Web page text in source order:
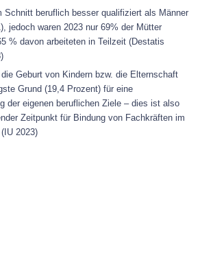
Schnitt beruflich besser qualifiziert als Männer
jedoch waren 2023 nur 69% der Mütter
% davon arbeiteten in Teilzeit (Destatis
Geburt von Kindern bzw. die Elternschaft
Grund (19,4 Prozent) für eine
der eigenen beruflichen Ziele – dies ist also
Zeitpunkt für Bindung von Fachkräften im
2023)